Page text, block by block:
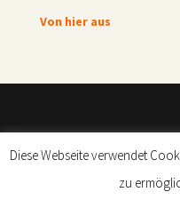
Von hier aus
© Lilienfeld Verlag
Diese Webseite verwendet
zu